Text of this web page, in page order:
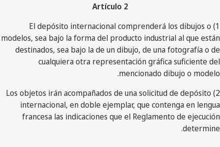
Artículo 2
1) El depósito internacional comprenderá los dibujos o
modelos, sea bajo la forma del producto industrial al que están
destinados, sea bajo la de un dibujo, de una fotografía o de
cualquiera otra representación gráfica suficiente del
mencionado dibujo o modelo.
2) Los objetos irán acompañados de una solicitud de depósito
internacional, en doble ejemplar, que contenga en lengua
francesa las indicaciones que el Reglamento de ejecución
determine.